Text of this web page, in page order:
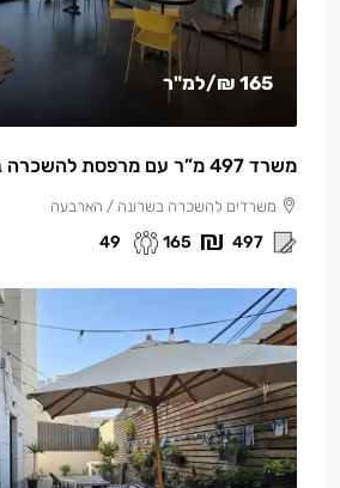
165 ₪ /למ"ר
משרד 497 מ”ר עם מרפסת להשכרה במגדלי הארבעה
משרדים להשכרה בשרונה / הארבעה
497
165
49